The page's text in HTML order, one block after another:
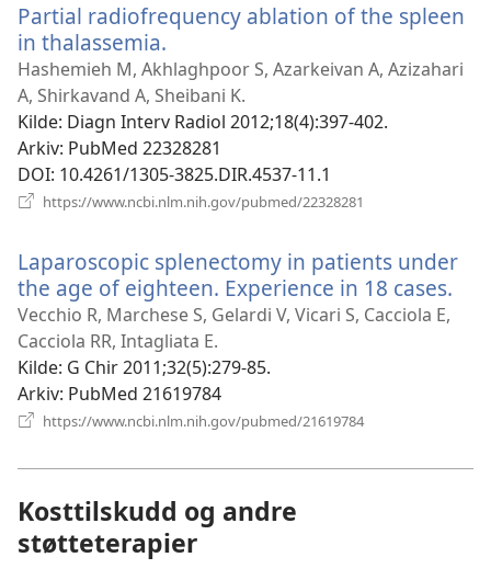
Partial radiofrequency ablation of the spleen
in thalassemia.
nytt
vindu)
Hashemieh M, Akhlaghpoor S, Azarkeivan A, Azizahari
A, Shirkavand A, Sheibani K.
Kilde‎: Diagn Interv Radiol 2012;18(4):397-402.
Arkiv‎: PubMed 22328281
DOI‎: 10.4261/1305-3825.DIR.4537-11.1
https://www.ncbi.nlm.nih.gov/pubmed/22328281
Laparoscopic splenectomy in patients under
the age of eighteen. Experience in 18 cases.
Vecchio R, Marchese S, Gelardi V, Vicari S, Cacciola E,
Cacciola RR, Intagliata E.
Kilde‎: G Chir 2011;32(5):279-85.
Arkiv‎: PubMed 21619784
https://www.ncbi.nlm.nih.gov/pubmed/21619784
Kosttilskudd og andre
støtteterapier